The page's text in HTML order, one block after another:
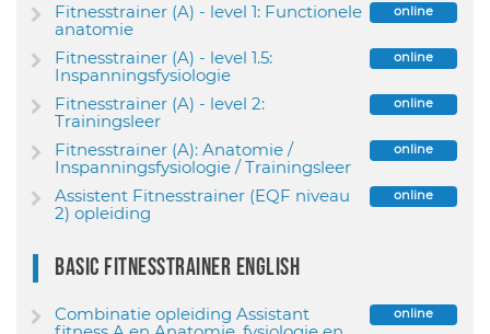
online
Fitnesstrainer (A) - level 1: Functionele
anatomie
online
Fitnesstrainer (A) - level 1.5:
Inspanningsfysiologie
online
Fitnesstrainer (A) - level 2:
Trainingsleer
online
Fitnesstrainer (A): Anatomie /
Inspanningsfysiologie / Trainingsleer
online
Assistent Fitnesstrainer (EQF niveau
2) opleiding
Basic Fitnesstrainer English
online
Combinatie opleiding Assistant